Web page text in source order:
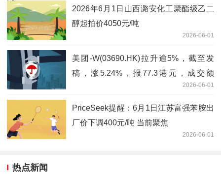
2026年6月1日山西潞安化工聚酯级乙二
醇起拍价4050元/吨
2026-06-01
美团-W(03690.HK)拉升逾5%，截至发
稿，涨5.24%，报77.3港元，成交额
2026-06-01
PriceSeek提醒：6月1日江苏富强苯胺出
厂价下调400元/吨 当前聚焦
2026-06-01
热点新闻